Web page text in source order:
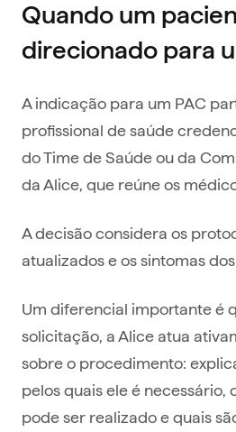
Quando um
direcionado para
A indicação para um PAC
profissional de saúde
do Time de Saúde ou da
da Alice, que reúne os
A decisão considera os
atualizados e os sintomas
Um diferencial importante é
solicitação, a Alice atua
sobre o procedimento:
pelos quais ele é necessário,
pode ser realizado e quais